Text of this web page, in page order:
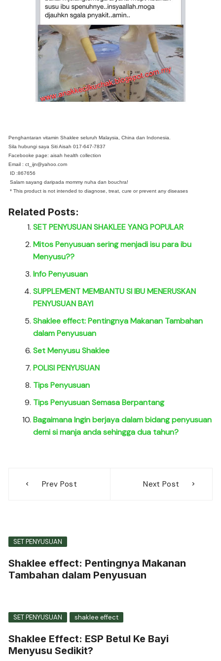
Penghantaran vitamin Shaklee seluruh Malaysia, China dan Indonesia.
Sila hubungi saya Siti Aisah 017-647-7837
Facebooke page: aisah health collection
Email : ct_ijn@yahoo.com
ID :867656
Salam sayang daripada mommy nuha dan bouchra!
* This product is not intended to diagnose, treat, cure or prevent any diseases
Related Posts:
SET PENYUSUAN SHAKLEE YANG POPULAR
Mitos Penyusuan sering menjadi isu para ibu
Menyusu??
Info Penyusuan
SUPPLEMENT MEMBANTU SI IBU MENERUSKAN
PENYUSUAN BAYI
Shaklee effect: Pentingnya Makanan Tambahan
dalam Penyusuan
Set Menyusu Shaklee
POLISI PENYUSUAN
Tips Penyusuan
Tips Penyusuan Semasa Berpantang
Bagaimana Ingin berjaya dalam bidang penyusuan
demi si manja anda sehingga dua tahun?
navigation
Prev Post Next Post
SET PENYUSUAN
Shaklee effect: Pentingnya Makanan
Tambahan dalam Penyusuan
SET PENYUSUAN shaklee effect
Shaklee Effect: ESP Betul Ke Bayi
Menyusu Sedikit?